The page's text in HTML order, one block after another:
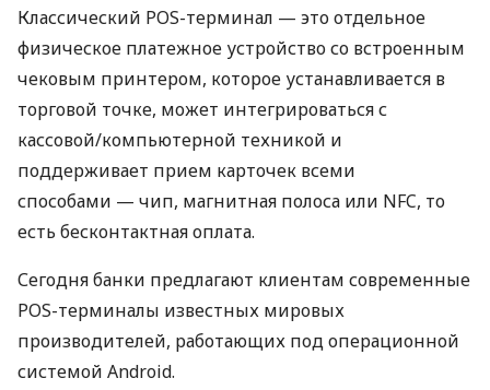
Классический POS-терминал — это отдельное
физическое платежное устройство со встроенным
чековым принтером, которое устанавливается в
торговой точке, может интегрироваться с
кассовой/компьютерной техникой и
поддерживает прием карточек всеми
способами — чип, магнитная полоса или NFC, то
есть бесконтактная оплата.
Сегодня банки предлагают клиентам современные
POS-терминалы известных мировых
производителей, работающих под операционной
системой Android.